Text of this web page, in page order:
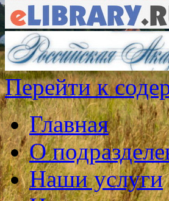
Перейти к
Главная
О
Наши услуги